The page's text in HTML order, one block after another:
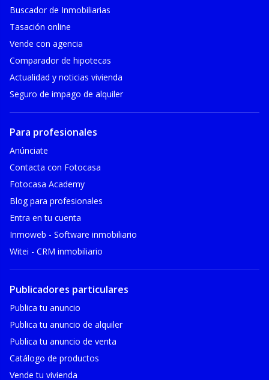
Buscador de Inmobiliarias
Tasación online
Vende con agencia
Comparador de hipotecas
Actualidad y noticias vivienda
Seguro de impago de alquiler
Para profesionales
Anúnciate
Contacta con Fotocasa
Fotocasa Academy
Blog para profesionales
Entra en tu cuenta
Inmoweb - Software inmobiliario
Witei - CRM inmobiliario
Publicadores particulares
Publica tu anuncio
Publica tu anuncio de alquiler
Publica tu anuncio de venta
Catálogo de productos
Vende tu vivienda